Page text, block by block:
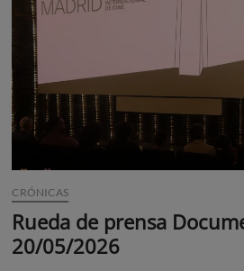
CRÓNICAS
Rueda de prensa
20/05/2026